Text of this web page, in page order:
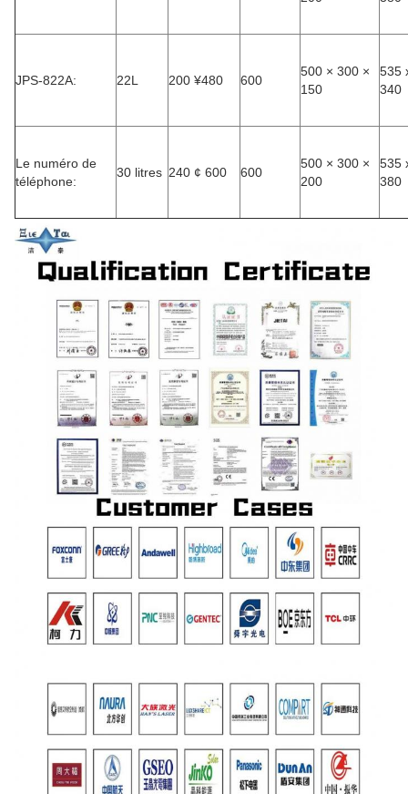
JPS-822A: 22L 200 ¥480 600
500 × 300 ×
150
535
340
Le numéro de
téléphone:
30 litres 240 ¢ 600 600
500 × 300 ×
200
535
380